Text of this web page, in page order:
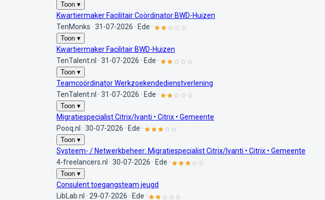
Toon ▾
Kwartiermaker Facilitair Coördinator BWD-Huizen
TenMonks · 31-07-2026 · Ede ·
Toon ▾
Kwartiermaker Facilitair BWD-Huizen
TenTalent.nl · 31-07-2026 · Ede ·
Toon ▾
Teamcoördinator Werkzoekendedienstverlening
TenTalent.nl · 31-07-2026 · Ede ·
Toon ▾
Migratiespecialist Citrix/Ivanti • Citrix • Gemeente
Pooq.nl · 30-07-2026 · Ede ·
Toon ▾
Systeem- / Netwerkbeheer: Migratiespecialist Citrix/Ivanti • Citrix • Gemeente
4-freelancers.nl · 30-07-2026 · Ede ·
Toon ▾
Consulent toegangsteam jeugd
LibLab.nl · 29-07-2026 · Ede ·